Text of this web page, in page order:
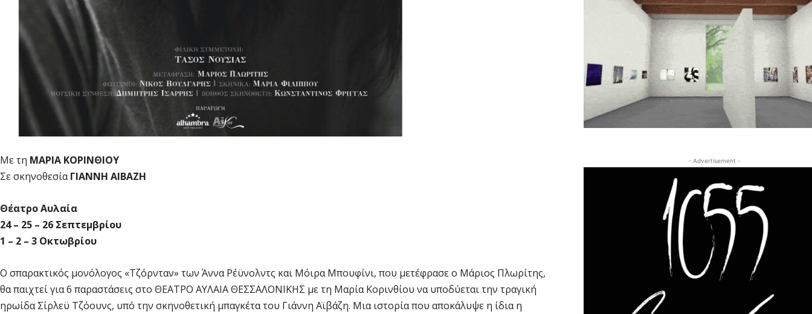
Με τη ΜΑΡΙΑ ΚΟΡΙΝΘΙΟΥ
Σε σκηνοθεσίαΓΙΑΝΝΗ ΑΙΒΑΖΗ
Θέατρο Αυλαία
24 – 25 – 26 Σεπτεμβρίου
1 – 2 – 3 Οκτωβρίου
Ο σπαρακτικός μονόλογος «Τζόρνταν» των Άννα Ρέϋνολντς και Μόιρα Μπουφίνι, που μετέφρασε ο Μάριος Πλωρίτης,
θα παιχτεί για 6 παραστάσεις στο ΘΕΑΤΡΟ ΑΥΛΑΙΑ ΘΕΣΣΑΛΟΝΙΚΗΣ με τη Μαρία Κορινθίου να υποδύεται την τραγική
ηρωίδα Σίρλεϋ Τζόουνς, υπό την σκηνοθετική μπαγκέτα του Γιάννη Αϊβάζη. Μια ιστορία που αποκάλυψε η ίδια η
- Advertisement -